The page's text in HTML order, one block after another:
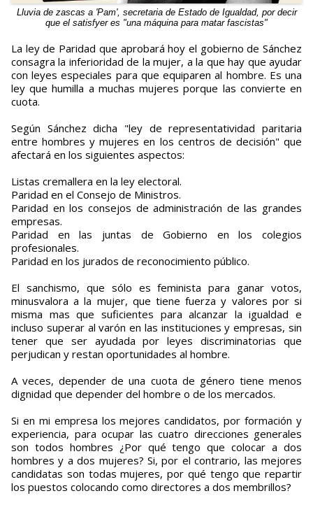
Lluvia de zascas a 'Pam', secretaria de Estado de Igualdad, por decir
que el satisfyer es "una máquina para matar fascistas"
La ley de Paridad que aprobará hoy el gobierno de Sánchez
consagra la inferioridad de la mujer, a la que hay que ayudar
con leyes especiales para que equiparen al hombre. Es una
ley que humilla a muchas mujeres porque las convierte en
cuota.
Según Sánchez dicha "ley de representatividad paritaria
entre hombres y mujeres en los centros de decisión" que
afectará en los siguientes aspectos:
Listas cremallera en la ley electoral.
Paridad en el Consejo de Ministros.
Paridad en los consejos de administración de las grandes
empresas.
Paridad en las juntas de Gobierno en los colegios
profesionales.
Paridad en los jurados de reconocimiento público.
El sanchismo, que sólo es feminista para ganar votos,
minusvalora a la mujer, que tiene fuerza y valores por si
misma mas que suficientes para alcanzar la igualdad e
incluso superar al varón en las instituciones y empresas, sin
tener que ser ayudada por leyes discriminatorias que
perjudican y restan oportunidades al hombre.
A veces, depender de una cuota de género tiene menos
dignidad que depender del hombre o de los mercados.
Si en mi empresa los mejores candidatos, por formación y
experiencia, para ocupar las cuatro direcciones generales
son todos hombres ¿Por qué tengo que colocar a dos
hombres y a dos mujeres? Si, por el contrario, las mejores
candidatas son todas mujeres, por qué tengo que repartir
los puestos colocando como directores a dos membrillos?